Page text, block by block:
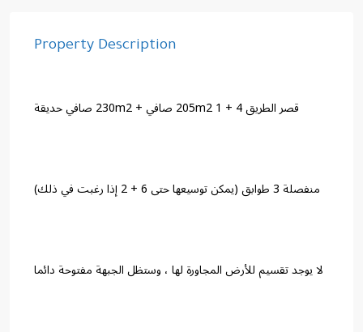
Property Description
قصر الطريق 4 + 1 205m2 صافي + 230m2 صافي حديقة
منفصلة 3 طوابق (يمكن توسيعها حتى 6 + 2 إذا رغبت في ذلك)
لا يوجد تقسيم للأرض المجاورة لها ، وستظل الجبهة مفتوحة دائما